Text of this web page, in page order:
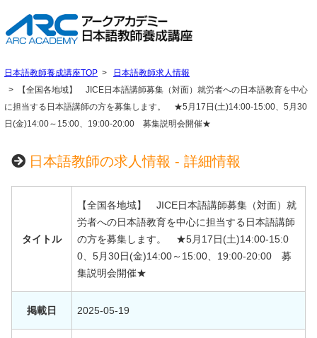
日本語教師養成講座TOP
日本語教師求人情報
【全国各地域】 JICE日本語講師募集（対面）就労者への日本語教育を中心
に担当する日本語講師の方を募集します。 ★5月17日(土)14:00-15:00、5月30
日(金)14:00～15:00、19:00-20:00 募集説明会開催★
日本語教師の求人情報 - 詳細情報
タイトル
【全国各地域】 JICE日本語講師募集（対面）就
労者への日本語教育を中心に担当する日本語講師
の方を募集します。 ★5月17日(土)14:00-15:0
0、5月30日(金)14:00～15:00、19:00-20:00 募
集説明会開催★
掲載日 2025-05-19